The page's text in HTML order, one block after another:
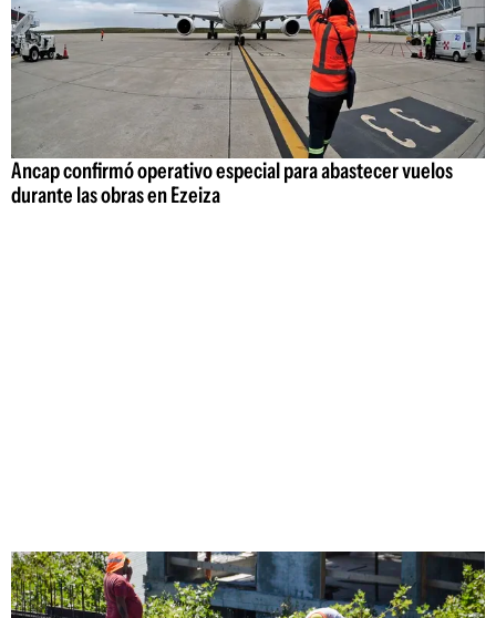
Ancap confirmó operativo especial para abastecer vuelos
durante las obras en Ezeiza